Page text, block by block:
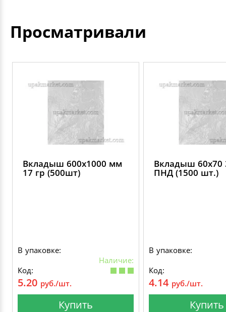
Просматривали
Вкладыш 600х1000 мм
17 гр (500шт)
В упаковке:
Наличие:
Код:
5.20 руб./шт.
Купить
Вкладыш 60х70
ПНД (1500 шт.)
В упаковке:
Код:
4.14 руб./шт.
Купить